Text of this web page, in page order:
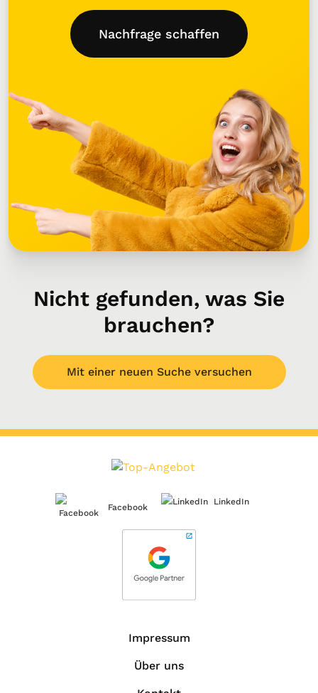
Nachfrage schaffen
Nicht gefunden, was Sie
brauchen?
Mit einer neuen Suche versuchen
Facebook
LinkedIn
Impressum
Über uns